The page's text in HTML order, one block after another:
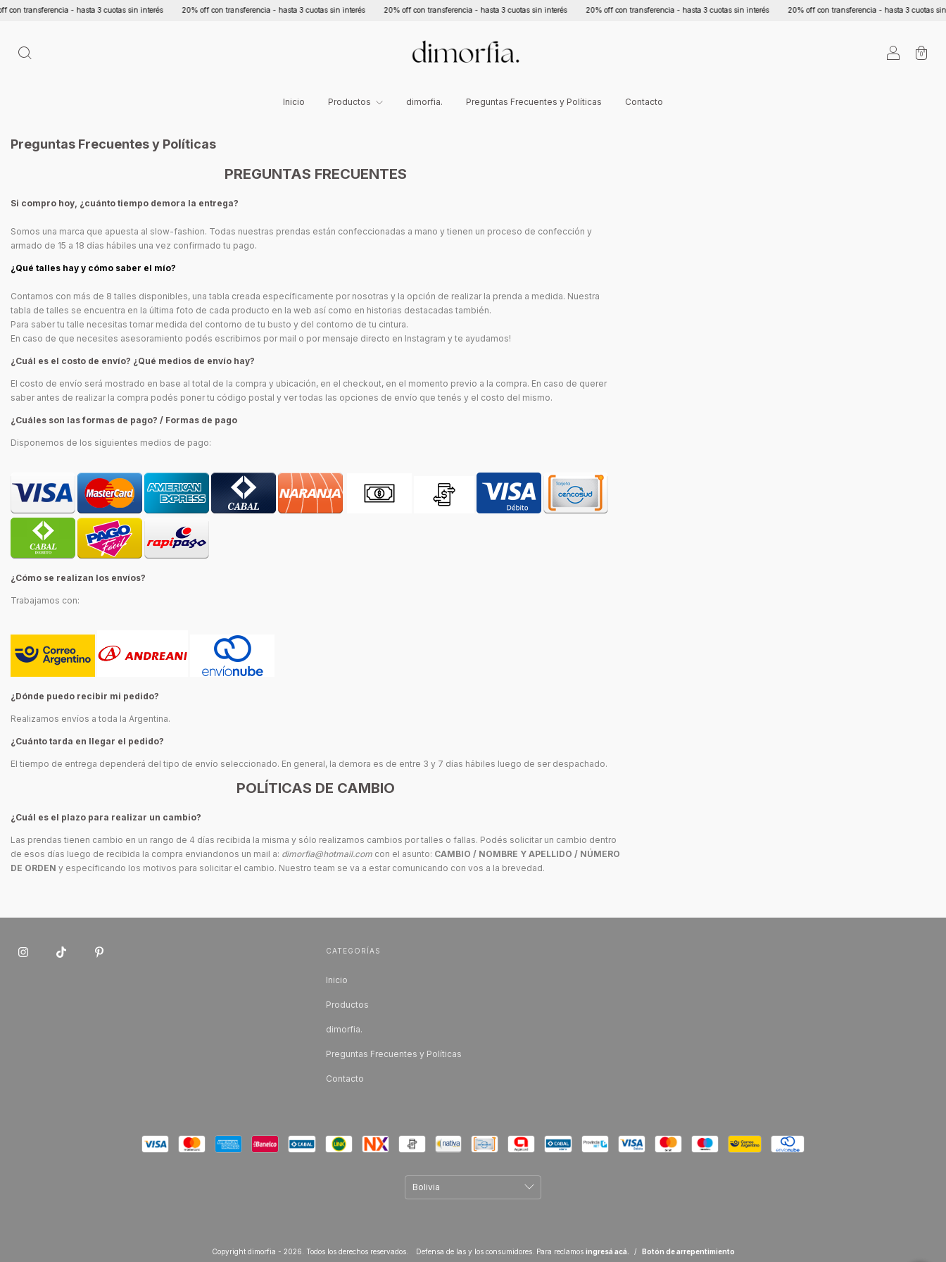
transferencia - hasta 3 cuotas sin interés 20% off con transferencia - hasta 3 cuotas sin interés 20% off con transferencia - hasta 3 cuotas sin interés 20% off con transferencia - hasta 3 cuotas sin interés 20% off con transferencia - hasta 3 cuotas sin
0
Inicio Productos dimorfia. Preguntas Frecuentes y Políticas Contacto
Preguntas Frecuentes y Políticas
PREGUNTAS FRECUENTES
Si compro hoy, ¿cuánto tiempo demora la entrega?
Somos una marca que apuesta al slow-fashion. Todas nuestras prendas están confeccionadas a mano y tienen un proceso de confección y
armado de 15 a 18 días hábiles una vez confirmado tu pago.
¿Qué talles hay y cómo saber el mío?
Contamos con más de 8 talles disponibles, una tabla creada específicamente por nosotras y la opción de realizar la prenda a medida. Nuestra
tabla de talles se encuentra en la última foto de cada producto en la web así como en historias destacadas también.
Para saber tu talle necesitas tomar medida del contorno de tu busto y del contorno de tu cintura.
En caso de que necesites asesoramiento podés escribirnos por mail o por mensaje directo en Instagram y te ayudamos!
¿Cuál es el costo de envío? ¿Qué medios de envío hay?
El costo de envío será mostrado en base al total de la compra y ubicación, en el checkout, en el momento previo a la compra. En caso de querer
saber antes de realizar la compra podés poner tu código postal y ver todas las opciones de envío que tenés y el costo del mismo.
¿Cuáles son las formas de pago? / Formas de pago
Disponemos de los siguientes medios de pago:
¿Cómo se realizan los envíos?
Trabajamos con:
¿Dónde puedo recibir mi pedido?
Realizamos envíos a toda la Argentina.
¿Cuánto tarda en llegar el pedido?
El tiempo de entrega dependerá del tipo de envío seleccionado. En general, la demora es de entre 3 y 7 días hábiles luego de ser despachado.
POLÍTICAS DE CAMBIO
¿Cuál es el plazo para realizar un cambio?
Las prendas tienen cambio en un rango de 4 días recibida la misma y sólo realizamos cambios por talles o fallas. Podés solicitar un cambio dentro
de esos días luego de recibida la compra enviandonos un mail a: dimorfia@hotmail.com con el asunto: CAMBIO / NOMBRE Y APELLIDO / NÚMERO
DE ORDEN y específicando los motivos para solicitar el cambio. Nuestro team se va a estar comunicando con vos a la brevedad.
CATEGORÍAS
Inicio
Productos
dimorfia.
Preguntas Frecuentes y Políticas
Contacto
Copyright dimorfia - 2026. Todos los derechos reservados. Defensa de las y los consumidores. Para reclamos ingresá acá. / Botón de arrepentimiento